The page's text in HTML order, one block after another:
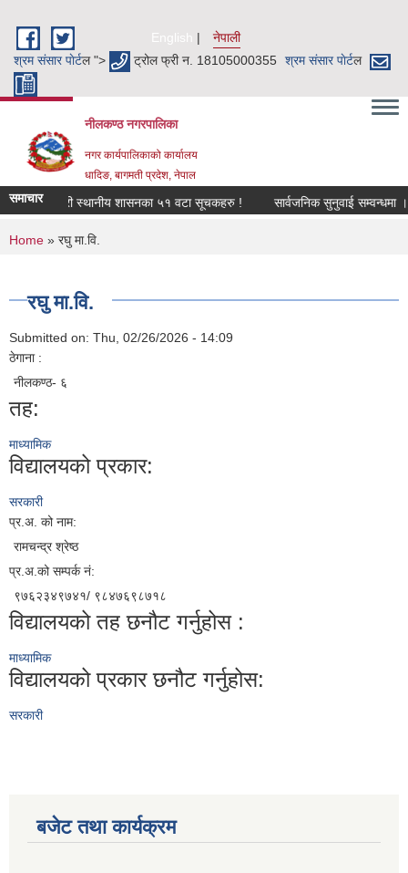
English
नेपाली
श्रम संसार पाेर्टल "> ट्रोल फ्री न. 18105000355 श्रम संसार पाेर्टल
नीलकण्ठ नगरपालिका
नगर कार्यपालिकाको कार्यालय
धादिङ, बागमती प्रदेश, नेपाल
समाचार
बालमैत्री स्थानीय शासनका ५१ वटा सूचकहरु ! सार्वजनिक सुनुवाई सम्वन्धमा ।
You are here
Home » रघु मा.वि.
रघु मा.वि.
Submitted on: Thu, 02/26/2026 - 14:09
ठेगाना :
नीलकण्ठ- ६
तह:
माध्यामिक
विद्यालयको प्रकार:
सरकारी
प्र.अ. को नाम:
रामचन्द्र श्रेष्ठ
प्र.अ.को सम्पर्क नं:
९७६२३४९७४१/ ९८४७६९८७१८
विद्यालयको तह छनौट गर्नुहोस :
माध्यामिक
विद्यालयको प्रकार छनौट गर्नुहोस:
सरकारी
बजेट तथा कार्यक्रम